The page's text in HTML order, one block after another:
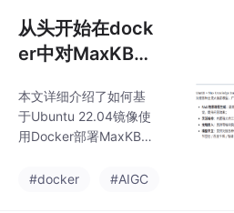
KB项目。接着，配置Py
thon 3.11环境并安装必
要的依赖，包括使用pip
具。随后，解决运行过
程中遇到的路径和Post
greSQL数据库配置问
or扩展以支持向量数据
从头开始在dock
er中对MaxKB工
本文详细介绍了如何基
于Ubuntu 22.04镜像使
用Docker部署MaxKB
首先，通过docker run
#docker #AIGC